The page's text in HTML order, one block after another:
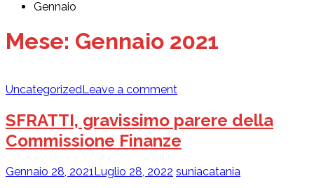
Gennaio
Mese: Gennaio 2021
UncategorizedLeave a comment
SFRATTI, gravissimo parere della
Commissione Finanze
Gennaio 28, 2021 Luglio 28, 2022 suniacatania